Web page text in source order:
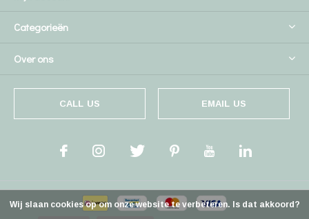
Categorieën
Over ons
CALL US EMAIL US
Wij slaan cookies op om onze website te verbeteren. Is dat akkoord?